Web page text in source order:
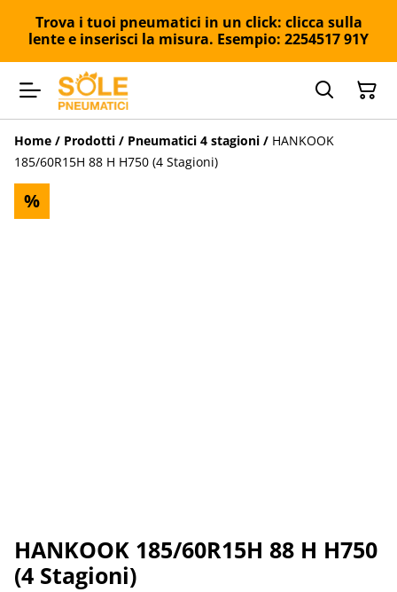
Trova i tuoi pneumatici in un click: clicca sulla
lente e inserisci la misura. Esempio: 2254517 91Y
Home / Prodotti / Pneumatici 4 stagioni / HANKOOK
185/60R15H 88 H H750 (4 Stagioni)
%
HANKOOK 185/60R15H 88 H H750
(4 Stagioni)